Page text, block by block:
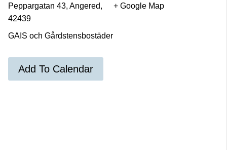
Peppargatan 43, Angered,
42439
+ Google Map
GAIS och Gårdstensbostäder
Add To Calendar